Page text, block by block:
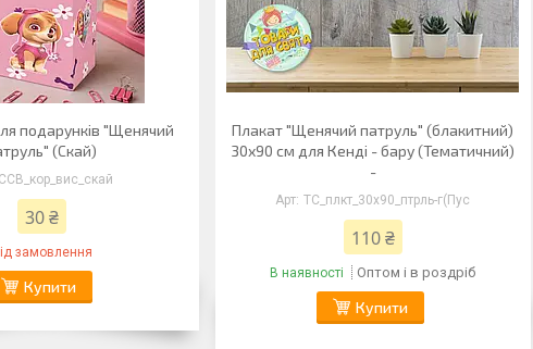
подарунків "Щенячий
(Скай)
ССВ_кор_вис_скай
30 ₴
замовлення
Купити
Плакат "Щенячий патруль" (блакитний)
30х90 см для Кенді - бару (Тематичний)
-
ТС_плкт_30х90_птрль-г(Пус
110 ₴
В наявності Оптом і в роздріб
Купити